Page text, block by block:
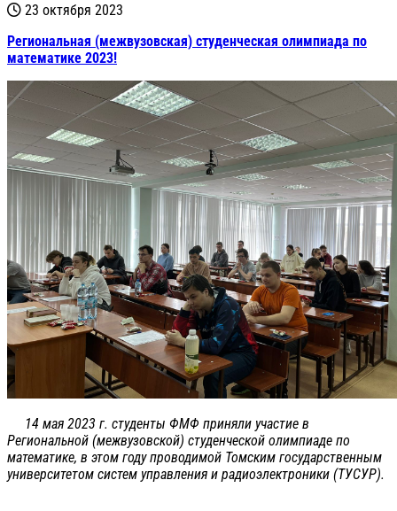
23 октября 2023
Региональная (межвузовская) студенческая олимпиада по
математике 2023!
14 мая 2023 г. студенты ФМФ приняли участие в
Региональной (межвузовской) студенческой олимпиаде по
математике, в этом году проводимой Томским государственным
университетом систем управления и радиоэлектроники (ТУСУР).